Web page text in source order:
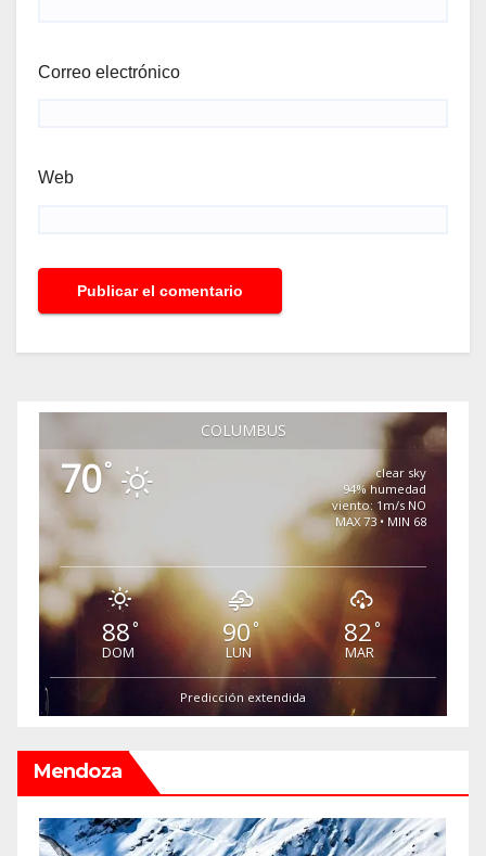
Correo electrónico
Web
COLUMBUS
70°
clear sky
94% humedad
viento: 1m/s NO
MAX 73 • MIN 68
88°
DOM
90°
LUN
82°
MAR
Predicción extendida
Mendoza